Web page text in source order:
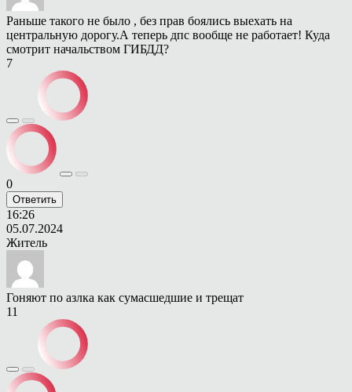
Раньше такого не было , без прав боялись выехать на
центральную дорогу.А теперь дпс вообще не работает! Куда
смотрит начальством ГИБДД?
7
0
Ответить
16:26
05.07.2024
Житель
Гоняют по азлка как сумасшедшие и трещат
11